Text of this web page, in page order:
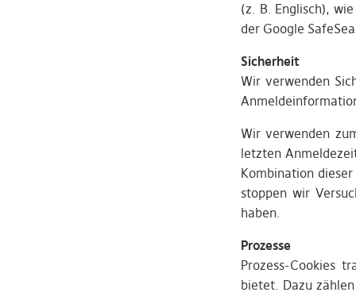
(z. B. Englisch),
der Google
Sicherheit
Wir verwenden
Wir verwenden
letzten
Kombination
stoppen wir
haben.
Prozesse
Prozess-Cookies
bietet. Dazu